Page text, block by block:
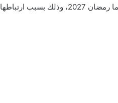
اعتذرت الفنانة مي عمر رسميًا عن المشاركة في المسلسل الجديد للفنان محمد رمضان، والذي كان من المقرر عرضه ضمن